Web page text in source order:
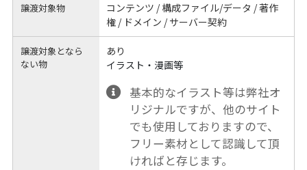
譲渡対象物
コンテンツ / 構成ファイル/データ / 著作
権 / ドメイン / サーバー契約
譲渡対象となら
ない物
あり
イラスト・漫画等
基本的なイラスト等は弊社オ
リジナルですが、他のサイト
でも使用しておりますので、
フリー素材として認識して頂
ければと存じます。